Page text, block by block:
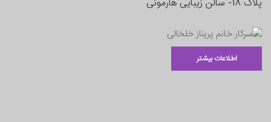
پلاک 18- سالن زیبایی هارمونی
اطلاعات بیشتر